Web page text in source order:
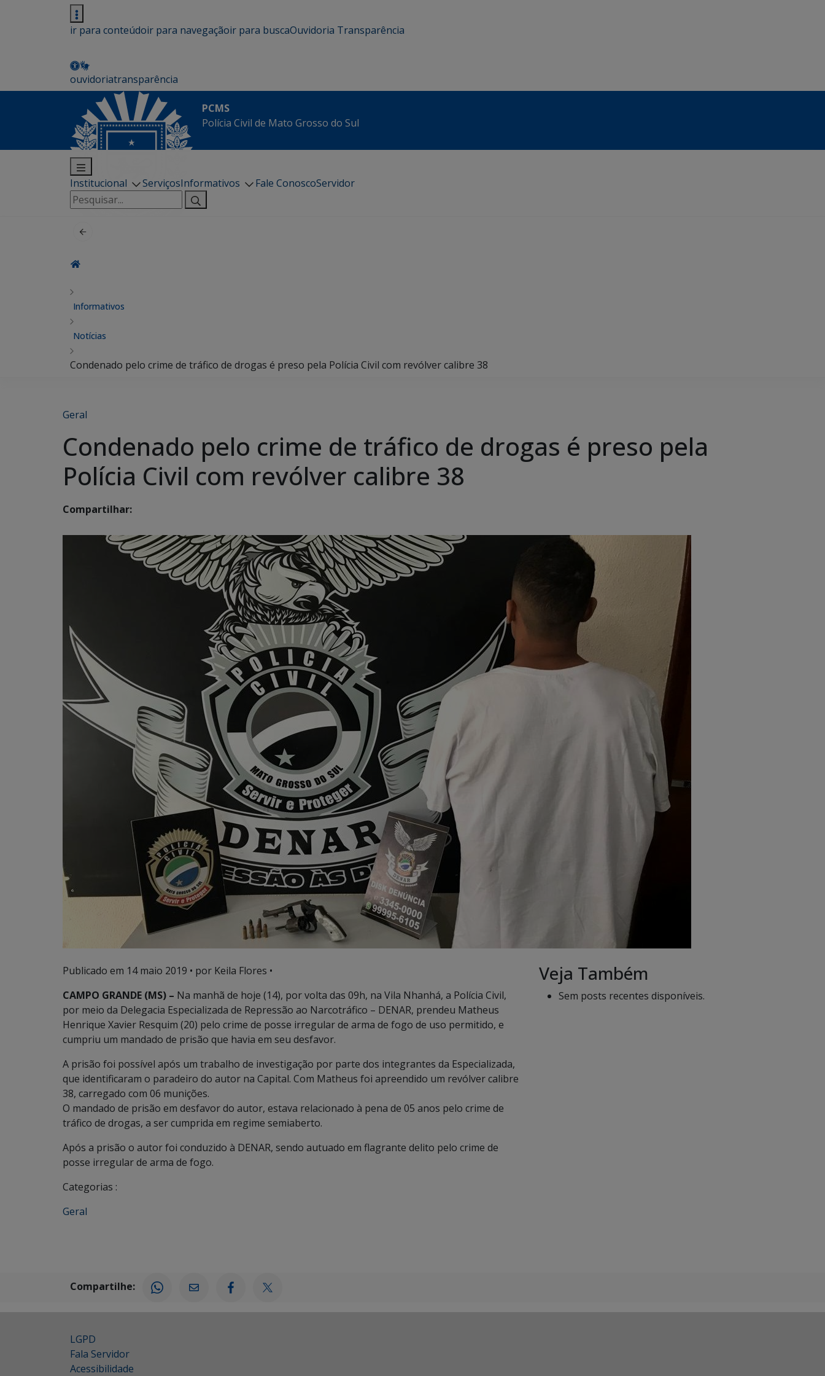
ir para conteúdoir para navegaçãoir para buscaOuvidoria Transparência
ouvidoriatransparência
PCMS
Polícia Civil de Mato Grosso do Sul
Institucional ServiçosInformativos Fale ConoscoServidor
Pesquisar
por:
Informativos
Notícias
Condenado pelo crime de tráfico de drogas é preso pela Polícia Civil com revólver calibre 38
Geral
Condenado pelo crime de tráfico de drogas é preso pela
Polícia Civil com revólver calibre 38
Compartilhar:
Publicado em 14 maio 2019 • por Keila Flores •
CAMPO GRANDE (MS) – Na manhã de hoje (14), por volta das 09h, na Vila Nhanhá, a Polícia Civil,
por meio da Delegacia Especializada de Repressão ao Narcotráfico – DENAR, prendeu Matheus
Henrique Xavier Resquim (20) pelo crime de posse irregular de arma de fogo de uso permitido, e
cumpriu um mandado de prisão que havia em seu desfavor.
A prisão foi possível após um trabalho de investigação por parte dos integrantes da Especializada,
que identificaram o paradeiro do autor na Capital. Com Matheus foi apreendido um revólver calibre
38, carregado com 06 munições.
O mandado de prisão em desfavor do autor, estava relacionado à pena de 05 anos pelo crime de
tráfico de drogas, a ser cumprida em regime semiaberto.
Após a prisão o autor foi conduzido à DENAR, sendo autuado em flagrante delito pelo crime de
posse irregular de arma de fogo.
Categorias :
Geral
Veja Também
Sem posts recentes disponíveis.
Compartilhe:
LGPD
Fala Servidor
Acessibilidade